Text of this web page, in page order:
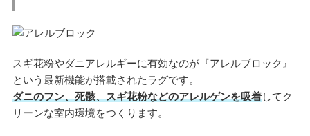
スギ花粉やダニアレルギーに有効なのが『アレルブロック』
という最新機能が搭載されたラグです。
ダニのフン、死骸、スギ花粉などのアレルゲンを吸着してク
リーンな室内環境をつくります。